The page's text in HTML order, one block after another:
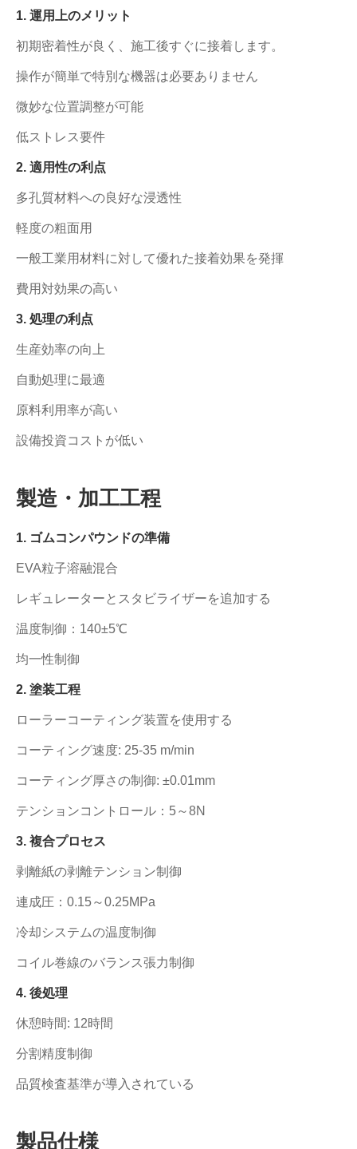
1. 運用上のメリット
初期密着性が良く、施工後すぐに接着します。
操作が簡単で特別な機器は必要ありません
微妙な位置調整が可能
低ストレス要件
2. 適用性の利点
多孔質材料への良好な浸透性
軽度の粗面用
一般工業用材料に対して優れた接着効果を発揮
費用対効果の高い
3. 処理の利点
生産効率の向上
自動処理に最適
原料利用率が高い
設備投資コストが低い
製造・加工工程
1. ゴムコンパウンドの準備
EVA粒子溶融混合
レギュレーターとスタビライザーを追加する
温度制御：140±5℃
均一性制御
2. 塗装工程
ローラーコーティング装置を使用する
コーティング速度: 25-35 m/min
コーティング厚さの制御: ±0.01mm
テンションコントロール：5～8N
3. 複合プロセス
剥離紙の剥離テンション制御
連成圧：0.15～0.25MPa
冷却システムの温度制御
コイル巻線のバランス張力制御
4. 後処理
休憩時間: 12時間
分割精度制御
品質検査基準が導入されている
製品仕様